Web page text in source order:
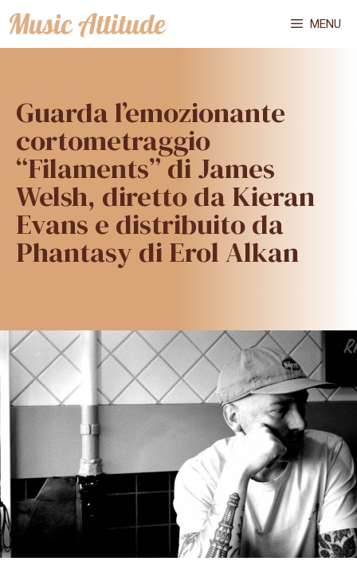
Vai
al
MENU
Guarda l’emozionante
cortometraggio
“Filaments” di James
Welsh, diretto da Kieran
Evans e distribuito da
Phantasy di Erol Alkan